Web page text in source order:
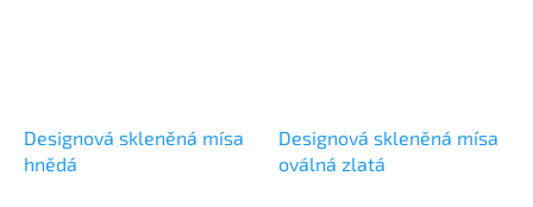
Designová skleněná mísa
hnědá
Designová skleněná mísa
oválná zlatá